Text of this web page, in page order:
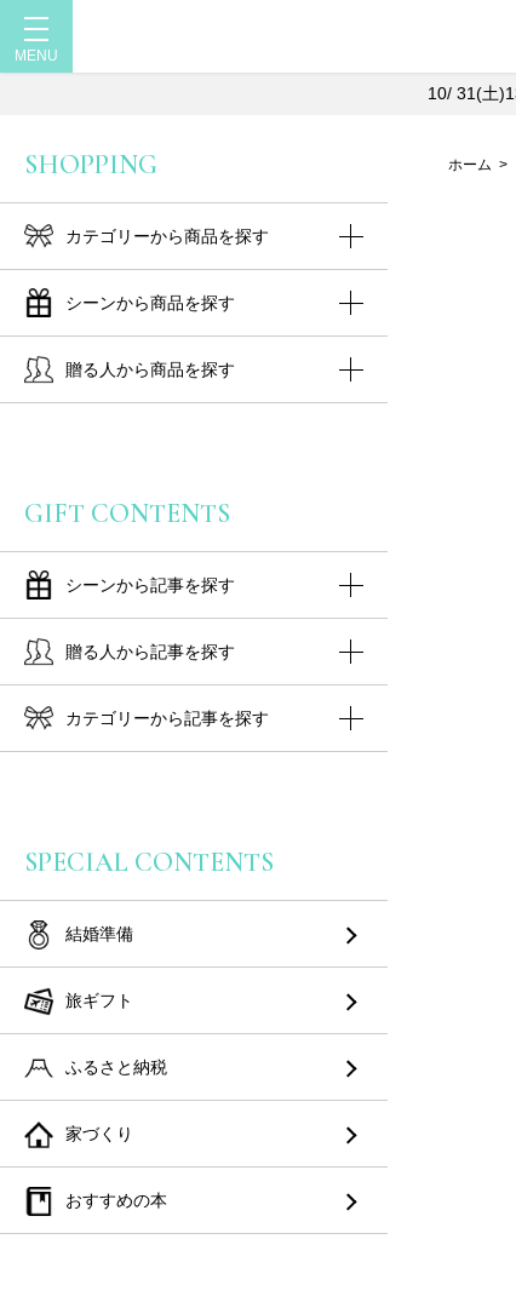
10/ 31(土
ホーム >
SHOPPING
カテゴリーから商品を探す
シーンから商品を探す
贈る人から商品を探す
GIFT CONTENTS
シーンから記事を探す
贈る人から記事を探す
カテゴリーから記事を探す
SPECIAL CONTENTS
結婚準備
旅ギフト
ふるさと納税
家づくり
おすすめの本